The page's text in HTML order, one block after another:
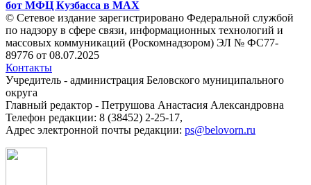
бот МФЦ Кузбасса в MAX
© Сетевое издание зарегистрировано Федеральной службой
по надзору в сфере связи, информационных технологий и
массовых коммуникаций (Роскомнадзором) ЭЛ № ФС77-
89776 от 08.07.2025
Контакты
Учредитель - администрация Беловского муниципального
округа
Главный редактор - Петрушова Анастасия Александровна
Телефон редакции: 8 (38452) 2-25-17,
Адрес электронной почты редакции: ps@belovorn.ru